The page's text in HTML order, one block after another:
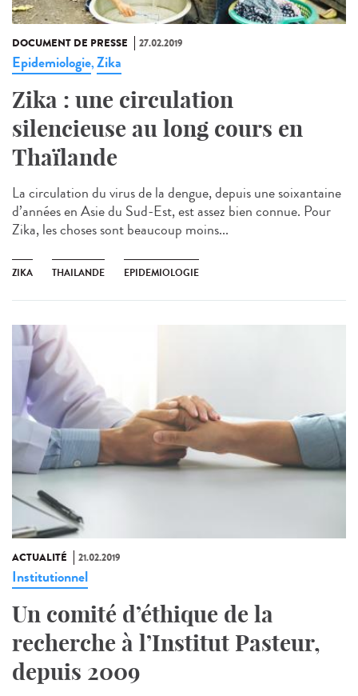
DOCUMENT DE PRESSE 27.02.2019
Epidemiologie,Zika
Zika : une circulation
silencieuse au long cours en
Thaïlande
La circulation du virus de la dengue, depuis une soixantaine
d’années en Asie du Sud-Est, est assez bien connue. Pour
Zika, les choses sont beaucoup moins...
ZIKA THAILANDE EPIDEMIOLOGIE
ACTUALITÉ 21.02.2019
Institutionnel
Un comité d’éthique de la
recherche à l’Institut Pasteur,
depuis 2009